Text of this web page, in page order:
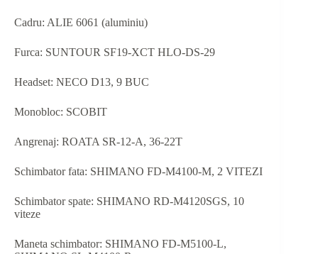
Cadru: ALIE 6061 (aluminiu)
Furca: SUNTOUR SF19-XCT HLO-DS-29
Headset: NECO D13, 9 BUC
Monobloc: SCOBIT
Angrenaj: ROATA SR-12-A, 36-22T
Schimbator fata: SHIMANO FD-M4100-M, 2 VITEZI
Schimbator spate: SHIMANO RD-M4120SGS, 10
viteze
Maneta schimbator: SHIMANO FD-M5100-L,